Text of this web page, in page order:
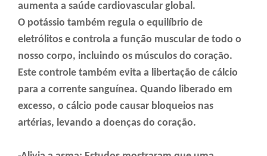
aumenta a saúde cardiovascular global.
O potássio também regula o equilíbrio de
eletrólitos e controla a função muscular de todo o
nosso corpo, incluindo os músculos do coração.
Este controle também evita a libertação de cálcio
para a corrente sanguínea. Quando liberado em
excesso, o cálcio pode causar bloqueios nas
artérias, levando a doenças do coração.